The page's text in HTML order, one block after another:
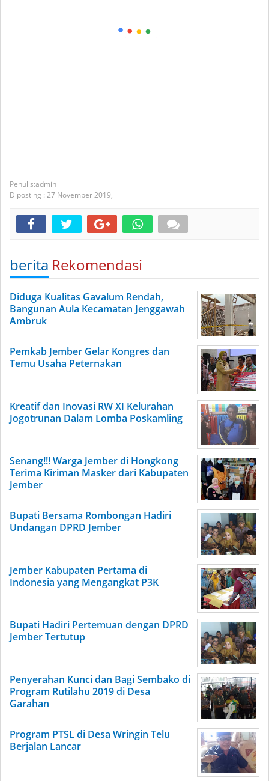
admin
Diposting : 27 November 2019,
berita Rekomendasi
Diduga Kualitas Gavalum Rendah,
Bangunan Aula Kecamatan Jenggawah
Ambruk
Pemkab Jember Gelar Kongres dan
Temu Usaha Peternakan
Kreatif dan Inovasi RW XI Kelurahan
Jogotrunan Dalam Lomba Poskamling
Senang!!! Warga Jember di Hongkong
Terima Kiriman Masker dari Kabupaten
Jember
Bupati Bersama Rombongan Hadiri
Undangan DPRD Jember
Jember Kabupaten Pertama di
Indonesia yang Mengangkat P3K
Bupati Hadiri Pertemuan dengan DPRD
Jember Tertutup
Penyerahan Kunci dan Bagi Sembako di
Program Rutilahu 2019 di Desa
Garahan
Program PTSL di Desa Wringin Telu
Berjalan Lancar